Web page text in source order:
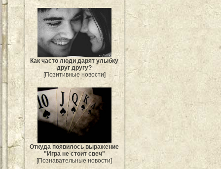
Как часто люди дарят улыбку
друг другу?
[Позитивные новости]
Откуда появилось выражение
"Игра не стоит свеч"
[Познавательные новости]